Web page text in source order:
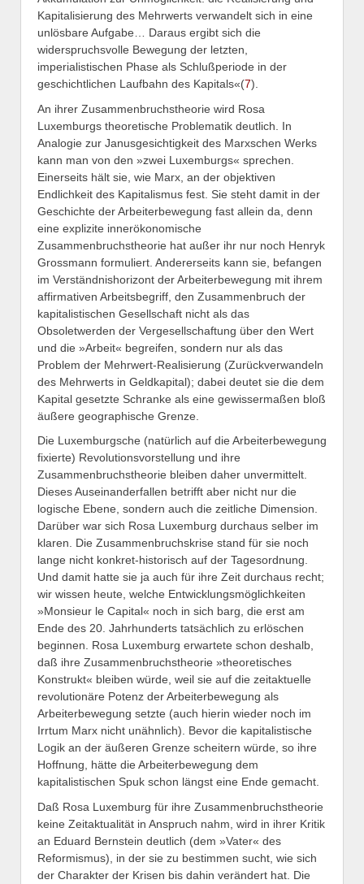
Kapitalisierung des Mehrwerts verwandelt sich in eine
unlösbare Aufgabe… Daraus ergibt sich die
widerspruchsvolle Bewegung der letzten,
imperialistischen Phase als Schlußperiode in der
geschichtlichen Laufbahn des Kapitals«(7).
An ihrer Zusammenbruchstheorie wird Rosa
Luxemburgs theoretische Problematik deutlich. In
Analogie zur Janusgesichtigkeit des Marxschen Werks
kann man von den »zwei Luxemburgs« sprechen.
Einerseits hält sie, wie Marx, an der objektiven
Endlichkeit des Kapitalismus fest. Sie steht damit in der
Geschichte der Arbeiterbewegung fast allein da, denn
eine explizite innerökonomische
Zusammenbruchstheorie hat außer ihr nur noch Henryk
Grossmann formuliert. Andererseits kann sie, befangen
im Verständnishorizont der Arbeiterbewegung mit ihrem
affirmativen Arbeitsbegriff, den Zusammenbruch der
kapitalistischen Gesellschaft nicht als das
Obsoletwerden der Vergesellschaftung über den Wert
und die »Arbeit« begreifen, sondern nur als das
Problem der Mehrwert-Realisierung (Zurückverwandeln
des Mehrwerts in Geldkapital); dabei deutet sie die dem
Kapital gesetzte Schranke als eine gewissermaßen bloß
äußere geographische Grenze.
Die Luxemburgsche (natürlich auf die Arbeiterbewegung
fixierte) Revolutionsvorstellung und ihre
Zusammenbruchstheorie bleiben daher unvermittelt.
Dieses Auseinanderfallen betrifft aber nicht nur die
logische Ebene, sondern auch die zeitliche Dimension.
Darüber war sich Rosa Luxemburg durchaus selber im
klaren. Die Zusammenbruchskrise stand für sie noch
lange nicht konkret-historisch auf der Tagesordnung.
Und damit hatte sie ja auch für ihre Zeit durchaus recht;
wir wissen heute, welche Entwicklungsmöglichkeiten
»Monsieur le Capital« noch in sich barg, die erst am
Ende des 20. Jahrhunderts tatsächlich zu erlöschen
beginnen. Rosa Luxemburg erwartete schon deshalb,
daß ihre Zusammenbruchstheorie »theoretisches
Konstrukt« bleiben würde, weil sie auf die zeitaktuelle
revolutionäre Potenz der Arbeiterbewegung als
Arbeiterbewegung setzte (auch hierin wieder noch im
Irrtum Marx nicht unähnlich). Bevor die kapitalistische
Logik an der äußeren Grenze scheitern würde, so ihre
Hoffnung, hätte die Arbeiterbewegung dem
kapitalistischen Spuk schon längst eine Ende gemacht.
Daß Rosa Luxemburg für ihre Zusammenbruchstheorie
keine Zeitaktualität in Anspruch nahm, wird in ihrer Kritik
an Eduard Bernstein deutlich (dem »Vater« des
Reformismus), in der sie zu bestimmen sucht, wie sich
der Charakter der Krisen bis dahin verändert hat. Die